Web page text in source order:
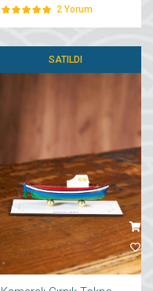
2 Yorum
SATILDI